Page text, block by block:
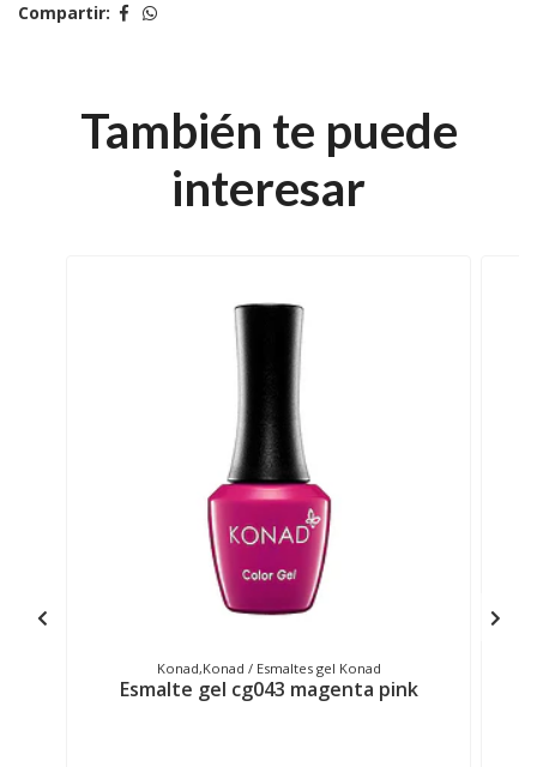
Compartir:
También te puede
interesar
Konad,Konad / Esmaltes gel Konad
Esmalte gel cg043 magenta pink